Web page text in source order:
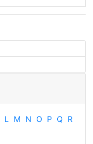
L M N O P Q R